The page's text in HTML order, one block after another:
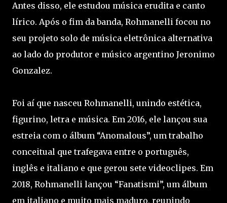
Antes disso, ele estudou música erudita e canto
lírico. Após o fim da banda, Rohmanelli focou no
seu projeto solo de música eletrônica alternativa
ao lado do produtor e músico argentino Jeronimo
Gonzalez.
Foi aí que nasceu Rohmanelli, unindo estética,
figurino, letra e música. Em 2016, ele lançou sua
estreia com o álbum “Anomalous”, um trabalho
conceitual que trafegava entre o português,
inglês e italiano e que gerou sete videoclipes. Em
2018, Rohmanelli lançou “Fanatismi”, um álbum
em italiano e muito mais maduro, reunindo